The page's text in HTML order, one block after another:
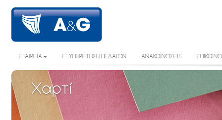
ΕΤΑΙΡΕΙΑ ΕΞΥΠΗΡΕΤΗΣΗ ΠΕΛΑΤΩΝ ΑΝΑΚΟΙΝΩΣΕΙΣ
Χαρτί